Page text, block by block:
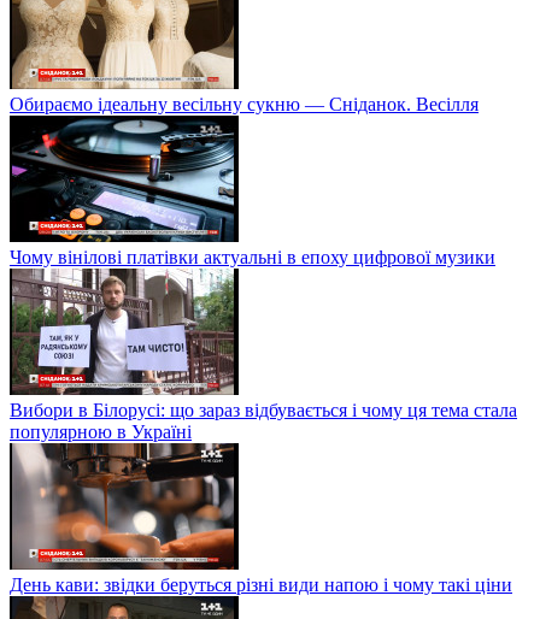
Обираємо ідеальну весільну сукню — Сніданок. Весілля
Чому вінілові платівки актуальні в епоху цифрової музики
Вибори в Білорусі: що зараз відбувається і чому ця тема стала
популярною в Україні
День кави: звідки беруться різні види напою і чому такі ціни